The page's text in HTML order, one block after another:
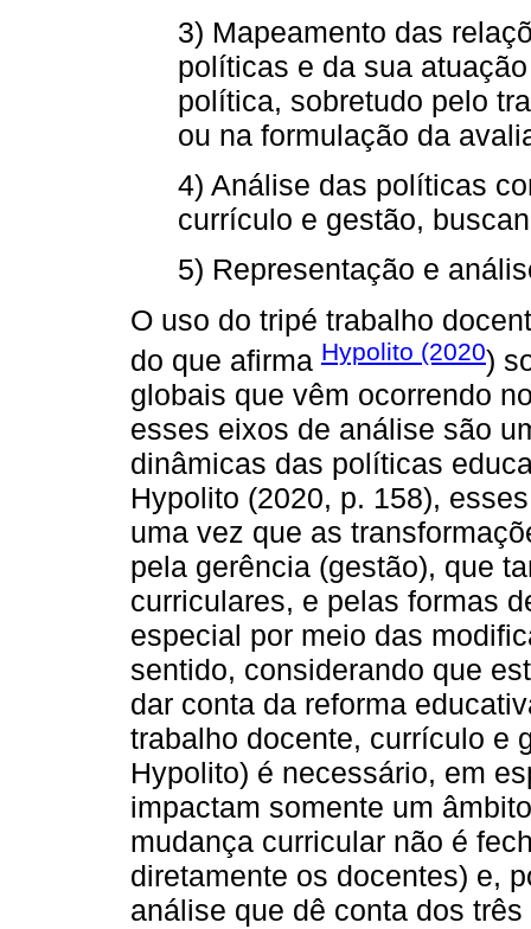
3) Mapeamento das
políticas e da sua
política, sobretudo pelo
ou na formulação da
4) Análise das políticas
currículo e gestão,
5) Representação e
O uso do tripé trabalho
do que afirma Hypolito (2020)
globais que vêm ocorrendo
esses eixos de análise são
dinâmicas das políticas
Hypolito (2020, p. 158),
uma vez que as
pela gerência (gestão), que
curriculares, e pelas formas
especial por meio das
sentido, considerando que
dar conta da reforma
trabalho docente, currículo e
Hypolito) é necessário, em
impactam somente um
mudança curricular não é
diretamente os docentes) e,
análise que dê conta dos